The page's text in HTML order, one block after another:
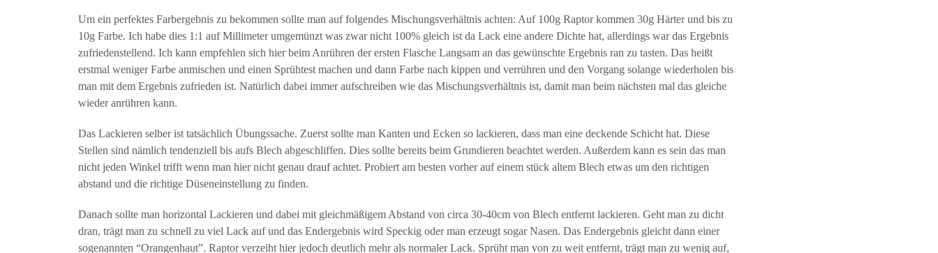
Um ein perfektes Farbergebnis zu bekommen sollte man auf folgendes Mischungsverhältnis achten: Auf 100g Raptor kommen 30g Härter und bis zu
10g Farbe. Ich habe dies 1:1 auf Millimeter umgemünzt was zwar nicht 100% gleich ist da Lack eine andere Dichte hat, allerdings war das Ergebnis
zufriedenstellend. Ich kann empfehlen sich hier beim Anrühren der ersten Flasche Langsam an das gewünschte Ergebnis ran zu tasten. Das heißt
erstmal weniger Farbe anmischen und einen Sprühtest machen und dann Farbe nach kippen und verrühren und den Vorgang solange wiederholen bis
man mit dem Ergebnis zufrieden ist. Natürlich dabei immer aufschreiben wie das Mischungsverhältnis ist, damit man beim nächsten mal das gleiche
wieder anrühren kann.
Das Lackieren selber ist tatsächlich Übungssache. Zuerst sollte man Kanten und Ecken so lackieren, dass man eine deckende Schicht hat. Diese
Stellen sind nämlich tendenziell bis aufs Blech abgeschliffen. Dies sollte bereits beim Grundieren beachtet werden. Außerdem kann es sein das man
nicht jeden Winkel trifft wenn man hier nicht genau drauf achtet. Probiert am besten vorher auf einem stück altem Blech etwas um den richtigen
abstand und die richtige Düseneinstellung zu finden.
Danach sollte man horizontal Lackieren und dabei mit gleichmäßigem Abstand von circa 30-40cm von Blech entfernt lackieren. Geht man zu dicht
dran, trägt man zu schnell zu viel Lack auf und das Endergebnis wird Speckig oder man erzeugt sogar Nasen. Das Endergebnis gleicht dann einer
sogenannten “Orangenhaut”. Raptor verzeiht hier jedoch deutlich mehr als normaler Lack. Sprüht man von zu weit entfernt, trägt man zu wenig auf,